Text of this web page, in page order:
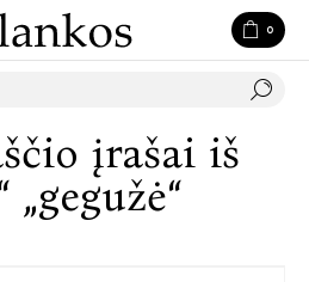
0
įrašai iš
„gegužė“